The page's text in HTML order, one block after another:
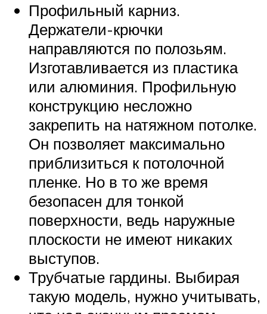
Профильный карниз.
Держатели-крючки
направляются по полозьям.
Изготавливается из пластика
или алюминия. Профильную
конструкцию несложно
закрепить на натяжном потолке.
Он позволяет максимально
приблизиться к потолочной
пленке. Но в то же время
безопасен для тонкой
поверхности, ведь наружные
плоскости не имеют никаких
выступов.
Трубчатые гардины. Выбирая
такую модель, нужно учитывать,